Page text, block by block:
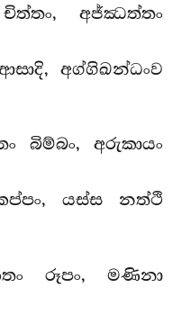
චිත්තං, අජ්ඣත්තං
අග්ගිඛන්ධංව
බිම්බං, අරුකායං
යස්ස නත්ථි
රූපං, මණිනා